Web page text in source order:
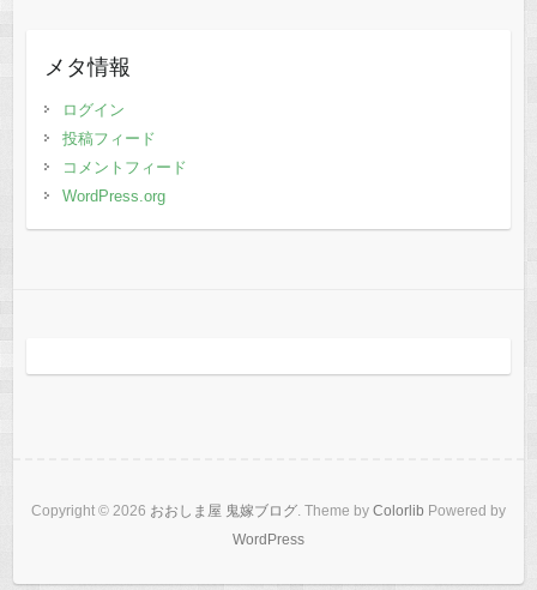
メタ情報
ログイン
投稿フィード
コメントフィード
WordPress.org
Copyright © 2026 おおしま屋 鬼嫁ブログ . Theme by Colorlib Powered by
WordPress